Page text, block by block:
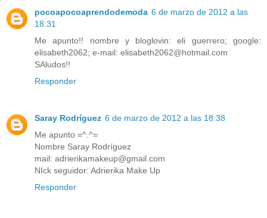
pocoapocoaprendodemoda 6 de marzo de 2012 a las
18:31
Me apunto!! nombre y bloglovin: eli guerrero; google:
elisabeth2062; e-mail: elisabeth2062@hotmail.com
SAludos!!
Responder
Saray Rodríguez 6 de marzo de 2012 a las 18:38
Me apunto =^.^=
Nombre Saray Rodríguez
mail: adrierikamakeup@gmail.com
NIck seguidor: Adrierika Make Up
Responder